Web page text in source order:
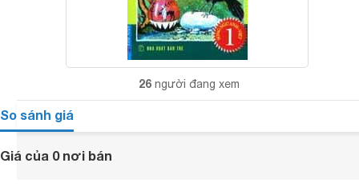
26 người đang xem
So sánh giá
Giá của 0 nơi bán